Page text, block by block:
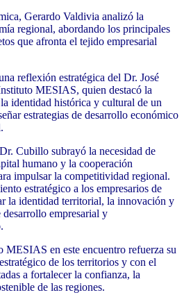
Gerardo Valdivia analizó la
regional, abordando los principales
que afronta el tejido empresarial
reflexión estratégica del Dr. José
MESIAS, quien destacó la
identidad histórica y cultural de un
estrategias de desarrollo económico
Cubillo subrayó la necesidad de
humano y la cooperación
impulsar la competitividad regional.
estratégico a los empresarios de
la identidad territorial, la innovación y
desarrollo empresarial y
en este encuentro refuerza su
de los territorios y con el
a fortalecer la confianza, la
de las regiones.